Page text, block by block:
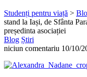
Studenți pentru viață >
stand la Iași, de Sfânta
președinta asociației
Blog Știri
niciun comentariu 10/10/